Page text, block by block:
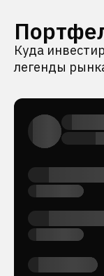
Куда
легенды